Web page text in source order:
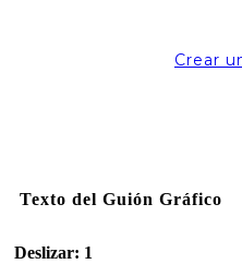
Crear
Texto del Guión Gráfico
Deslizar: 1